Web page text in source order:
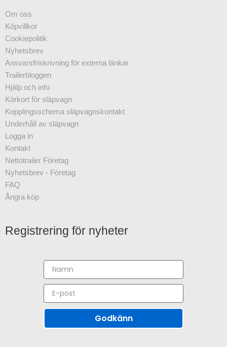
Om oss
Köpvillkor
Cookiepolitik
Nyhetsbrev
Ansvarsfriskrivning för externa länkar
Trailerbloggen
Hjälp och info
Körkort för släpvagn
Kopplingsschema släpvagnskontakt
Underhåll av släpvagn
Logga in
Kontakt
Nettotrailer Företag
Nyhetsbrev - Företag
FAQ
Ångra köp
Registrering för nyheter
Godkänn